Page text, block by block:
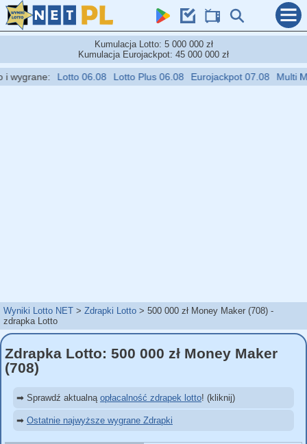
Kumulacja Lotto: 5 000 000 zł
Kumulacja Eurojackpot: 45 000 000 zł
Lotto 06.08 Lotto Plus 06.08 Eurojackpot 07.08 Multi
Wyniki Lotto NET Zdrapki Lotto
500 000 zł Money Maker (708) -
zdrapka Lotto
Zdrapka Lotto: 500 000 zł Money Maker
(708)
➡ Sprawdź aktualną opłacalność zdrapek lotto! (kliknij)
➡ Ostatnie najwyższe wygrane Zdrapki